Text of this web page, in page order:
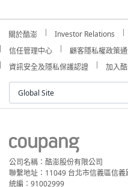
關於酷澎 Investor Relations
信任管理中心
顧客隱私權政策
資訊安全及隱私保護認證
加入
Global Site
公司名稱：酷澎股份有限公司
聯繫地址：11049 台北市信義區信義
統編：91002999